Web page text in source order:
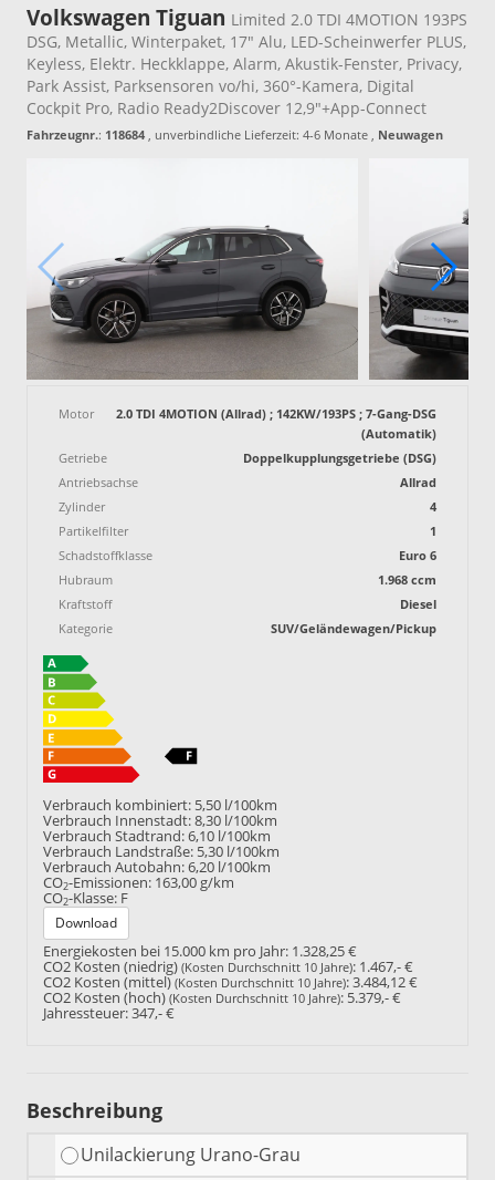
Volkswagen Tiguan Limited 2.0 TDI 4MOTION 193PS
DSG, Metallic, Winterpaket, 17" Alu, LED-Scheinwerfer PLUS,
Keyless, Elektr. Heckklappe, Alarm, Akustik-Fenster, Privacy,
Park Assist, Parksensoren vo/hi, 360°-Kamera, Digital
Cockpit Pro, Radio Ready2Discover 12,9"+App-Connect
Fahrzeugnr.: 118684 , unverbindliche Lieferzeit: 4-6 Monate , Neuwagen
Motor
2.0 TDI 4MOTION (Allrad) ; 142KW/193PS ; 7-Gang-DSG
(Automatik)
Getriebe
Doppelkupplungsgetriebe (DSG)
Antriebsachse
Allrad
Zylinder
4
Partikelfilter
1
Schadstoffklasse
Euro 6
Hubraum
1.968 ccm
Kraftstoff
Diesel
Kategorie
SUV/Geländewagen/Pickup
Verbrauch kombiniert: 5,50 l/100km
Verbrauch Innenstadt:8,30 l/100km
Verbrauch Stadtrand:6,10 l/100km
Verbrauch Landstraße: 5,30 l/100km
Verbrauch Autobahn:6,20 l/100km
CO2-Emissionen: 163,00 g/km
CO2-Klasse: F
Download
Energiekosten bei 15.000 km pro Jahr: 1.328,25 €
CO2 Kosten (niedrig) (Kosten Durchschnitt 10 Jahre): 1.467,- €
CO2 Kosten (mittel) (Kosten Durchschnitt 10 Jahre):3.484,12 €
CO2 Kosten (hoch) (Kosten Durchschnitt 10 Jahre): 5.379,- €
Jahressteuer:347,- €
Beschreibung
Unilackierung Urano-Grau